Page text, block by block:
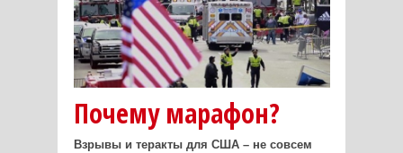
Почему марафон?
Взрывы и теракты для США – не совсем